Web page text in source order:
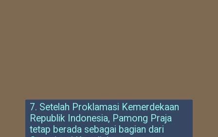
7. Setelah Proklamasi Kemerdekaan
Republik Indonesia, Pamong Praja
tetap berada sebagai bagian dari